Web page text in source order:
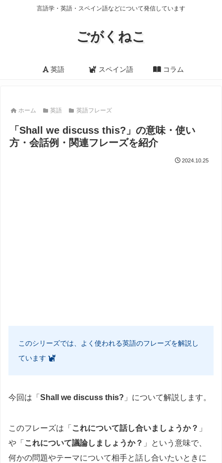
言語学・英語・スペイン語などについて発信しています
ごがくねこ
英語 スペイン語 コラム
ホーム 英語 英語フレーズ
「Shall we discuss this?」の意味・使い
方・会話例・関連フレーズを紹介
2024.10.25
このシリーズでは、よく使われる英語のフレーズを解説し
ています
今回は「 Shall we discuss this? 」について解説します。
このフレーズは「 これについて話し合いましょうか？ 」
や「 これについて議論しましょうか？ 」という意味で、
何かの問題やテーマについて相手と話し合いたいときに